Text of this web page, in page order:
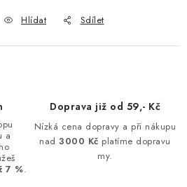
Hlídat Sdílet
a
7 %.
Doprava již od 59,- Kč
Nízká cena dopravy a při nákupu
nad3000 Kč platíme dopravu
my.